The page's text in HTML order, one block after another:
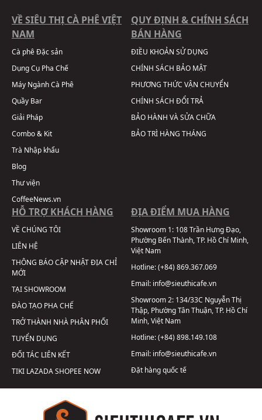
VỀ SIÊU THỊ CÀ PHÊ VIỆT
NAM
Cà phê Đặc sản
Dụng Cụ Pha Chế
Máy Ngành Cà Phê
Quầy Bar
Giải Pháp
Combo & Kit
Trà Nhập khẩu
Blog
Thư viện
CoffeeNews.vn
QUY ĐỊNH & CHÍNH SÁCH
BÁN HÀNG
ĐIỀU KHOẢN SỬ DỤNG
CHÍNH SÁCH BẢO MẬT
PHƯƠNG THỨC VẬN CHUYỂN
CHÍNH SÁCH ĐỔI TRẢ
BẢO HÀNH VÀ SỬA CHỮA
BẢO TRÌ HÀNG THÁNG
HỖ TRỢ KHÁCH HÀNG
VỀ CHÚNG TÔI
LIÊN HỆ
THÔNG BÁO CẬP NHẬT ĐỊA CHỈ
MỚI
TẠI SHOWROOM
ĐÀO TẠO PHA CHẾ
TRỞ THÀNH NHÀ PHÂN PHỐI
TUYỂN DỤNG
ĐỐI TÁC LIÊN KẾT
TIKI LAZADASHOPEE NOW
ĐỊA ĐIỂM MUA HÀNG
Showroom 1: 108 Trần Hưng Đạo,
Phường Bến Thành, TP. Hồ Chí Minh,
Việt Nam
Hotline:(+84) 869.367.069
Email: info@sieuthicafe.vn
Showroom 2: 134/33C Nguyễn Thị
Thập, Phường Tân Thuận, TP. Hồ Chí
Minh, Việt Nam
Hotline:(+84) 898.149.108
Email: info@sieuthicafe.vn
Đặt hàng quốc tế